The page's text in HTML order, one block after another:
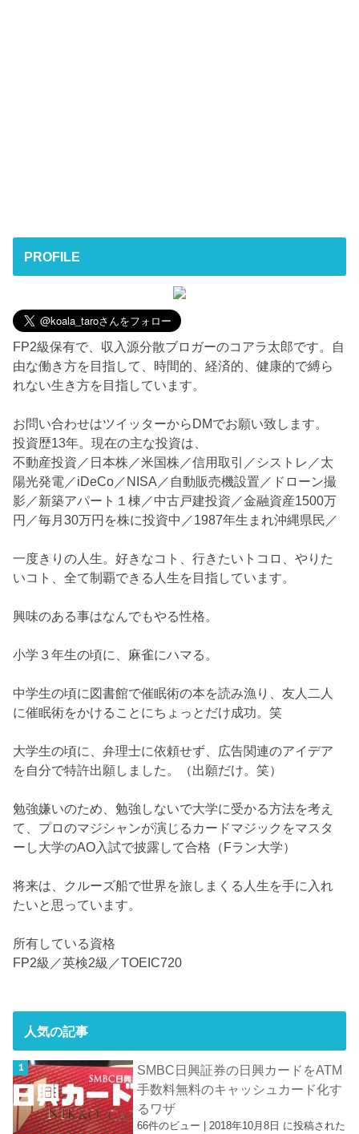
PROFILE
FP2級保有で、収入源分散ブロガーのコアラ太郎です。自
由な働き方を目指して、時間的、経済的、健康的で縛ら
れない生き方を目指しています。
お問い合わせはツイッターからDMでお願い致します。
投資歴13年。現在の主な投資は、
不動産投資／日本株／米国株／信用取引／シストレ／太
陽光発電／iDeCo／NISA／自動販売機設置／ドローン撮
影／新築アパート１棟／中古戸建投資／金融資産1500万
円／毎月30万円を株に投資中／1987年生まれ沖縄県民／
一度きりの人生。好きなコト、行きたいトコロ、やりた
いコト、全て制覇できる人生を目指しています。
興味のある事はなんでもやる性格。
小学３年生の頃に、麻雀にハマる。
中学生の頃に図書館で催眠術の本を読み漁り、友人二人
に催眠術をかけることにちょっとだけ成功。笑
大学生の頃に、弁理士に依頼せず、広告関連のアイデア
を自分で特許出願しました。（出願だけ。笑）
勉強嫌いのため、勉強しないで大学に受かる方法を考え
て、プロのマジシャンが演じるカードマジックをマスタ
ーし大学のAO入試で披露して合格（Fラン大学）
将来は、クルーズ船で世界を旅しまくる人生を手に入れ
たいと思っています。
所有している資格
FP2級／英検2級／TOEIC720
人気の記事
SMBC日興証券の日興カードをATM
手数料無料のキャッシュカード化す
るワザ
66件のビュー |2018年10月8日 に投稿された